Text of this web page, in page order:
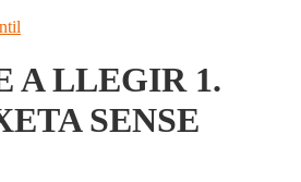
A LLEGIR 1.
SENSE